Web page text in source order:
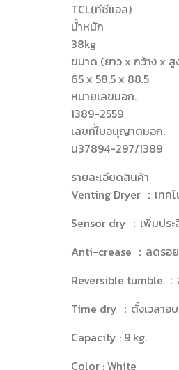
TCL(ทีซีแอล)
น้ำหนัก
38kg
ขนาด (ยาว x กว้าง x สู
65 x 58.5 x 88.5
หมายเลขมอก.
1389-2559
เลขที่ใบอนุญาตมอก.
น37894-297/1389
รายละเอียดสินค้า
Venting Dryer ：เทค
Sensor dry ：เพิ่มปร
Anti-crease ：ลดรอ
Reversible tumble
Time dry ：ตั้งเวลาอ
Capacity : 9 kg.
Color : White